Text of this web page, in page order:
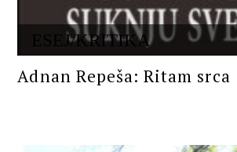
ESEJ/KRITIKA
Adnan Repeša: Ritam srca